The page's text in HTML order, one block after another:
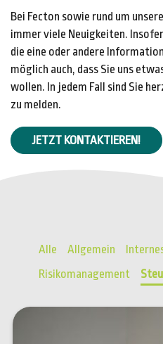
Bei Fecton sowie rund um
immer viele Neuigkeiten.
die eine oder andere
möglich auch, dass Sie uns
wollen. In jedem Fall sind Sie
zu melden.
JETZT KONTAKTIEREN!
Alle Allgemein
Risikomanagement